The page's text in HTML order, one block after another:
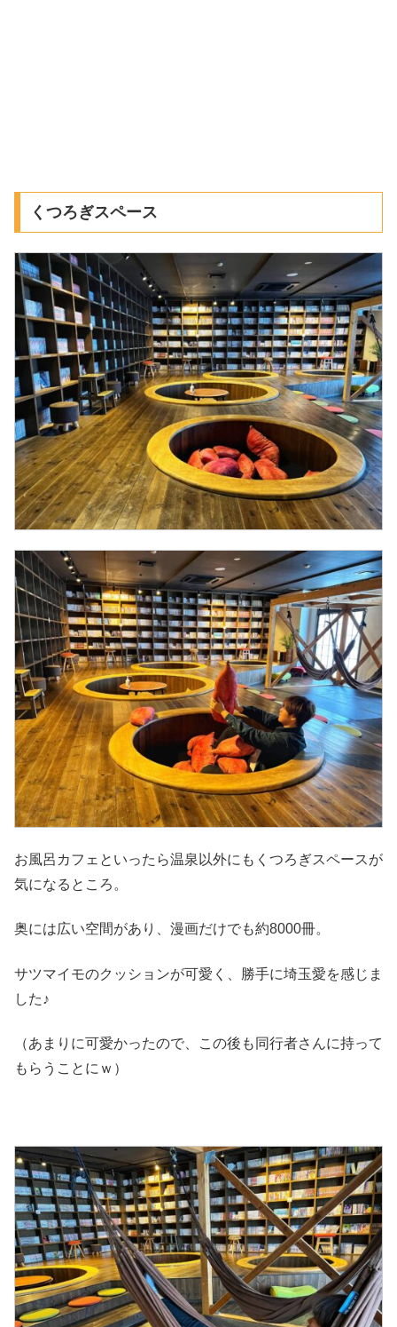
くつろぎスペース
お風呂カフェといったら温泉以外にもくつろぎスペースが
気になるところ。
奥には広い空間があり、漫画だけでも約8000冊。
サツマイモのクッションが可愛く、勝手に埼玉愛を感じま
した♪
（あまりに可愛かったので、この後も同行者さんに持って
もらうことにｗ）